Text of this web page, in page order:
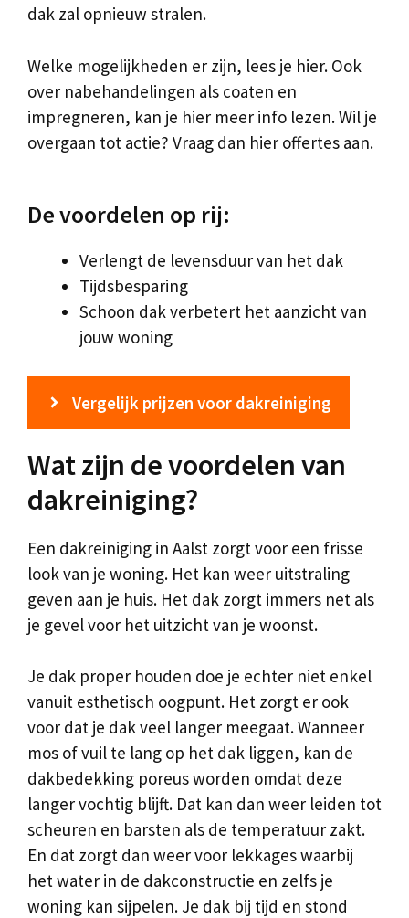
dak zal opnieuw stralen.
Welke mogelijkheden er zijn, lees je hier. Ook
over nabehandelingen als coaten en
impregneren, kan je hier meer info lezen. Wil je
overgaan tot actie? Vraag dan hier offertes aan.
De voordelen op rij:
Verlengt de levensduur van het dak
Tijdsbesparing
Schoon dak verbetert het aanzicht van
jouw woning
Vergelijk prijzen voor dakreiniging
Wat zijn de voordelen van
dakreiniging?
Een dakreiniging in Aalst zorgt voor een frisse
look van je woning. Het kan weer uitstraling
geven aan je huis. Het dak zorgt immers net als
je gevel voor het uitzicht van je woonst.
Je dak proper houden doe je echter niet enkel
vanuit esthetisch oogpunt. Het zorgt er ook
voor dat je dak veel langer meegaat. Wanneer
mos of vuil te lang op het dak liggen, kan de
dakbedekking poreus worden omdat deze
langer vochtig blijft. Dat kan dan weer leiden tot
scheuren en barsten als de temperatuur zakt.
En dat zorgt dan weer voor lekkages waarbij
het water in de dakconstructie en zelfs je
woning kan sijpelen. Je dak bij tijd en stond